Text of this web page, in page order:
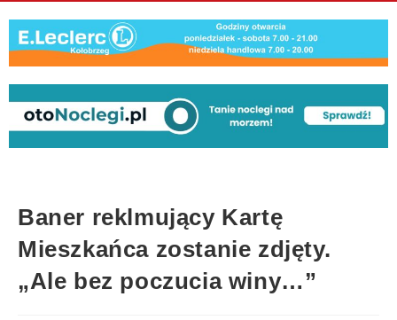
Baner reklmujący Kartę
Mieszkańca zostanie zdjęty.
„Ale bez poczucia winy…”